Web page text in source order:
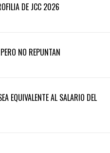
DE JCC 2026
NO REPUNTAN
EQUIVALENTE AL SALARIO DEL